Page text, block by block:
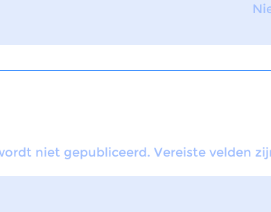
niet gepubliceerd. Vereiste velden